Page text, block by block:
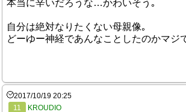
本当に辛いだろうな…かわいそう｡
自分は絶対なりたくない母親像｡
どーゆー神経であんなことしたのかマジ
2017/10/19 20:25
11
KROUDIO